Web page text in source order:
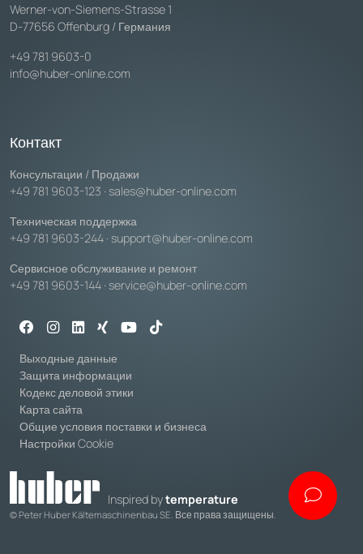
Werner-von-Siemens-Strasse 1
D-77656 Offenburg / Германия
+49 781 9603-0
info@huber-online.com
Контакт
Консультации / Продажи
+49 781 9603-123 · sales@huber-online.com
Техническая поддержка
+49 781 9603-244 · support@huber-online.com
Сервисное обслуживание и ремонт
+49 781 9603-144 · service@huber-online.com
Выходные данные
Защита информации
Кодекс деловой этики
Карта сайта
Общие условия поставки и бизнеса
Настройки Cookie
Inspired bytemperature
© Peter Huber Kältemaschinenbau SE. Все права защищены.